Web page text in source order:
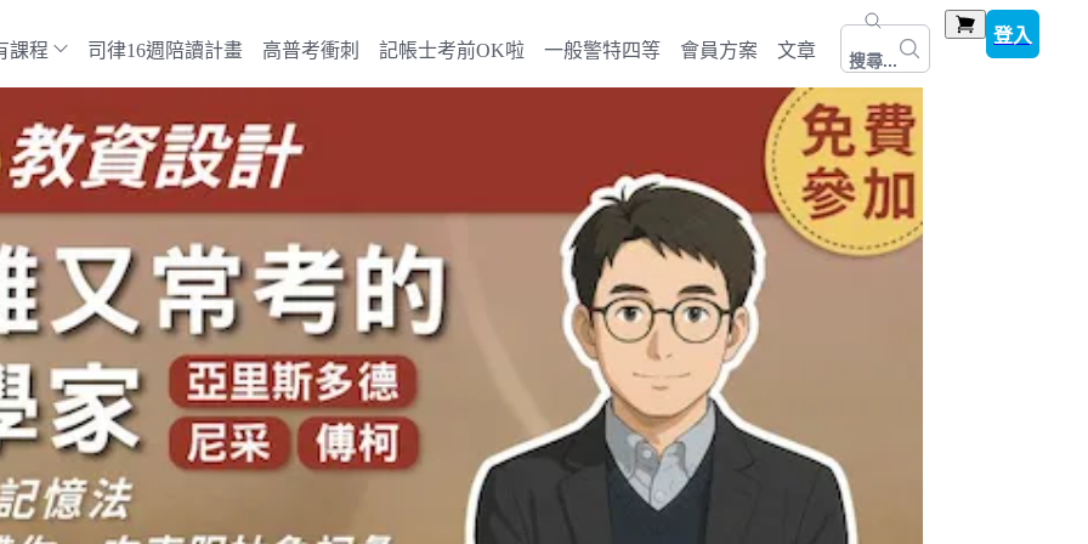
課程 司律16週陪讀計畫 高普考衝刺 記帳士考前OK啦 一般警特四等 會員方案 文章 搜尋...
登入